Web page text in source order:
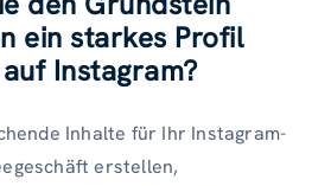
ein starkes Profil
Instagram?
Inhalte für Ihr Instagram-
erstellen,